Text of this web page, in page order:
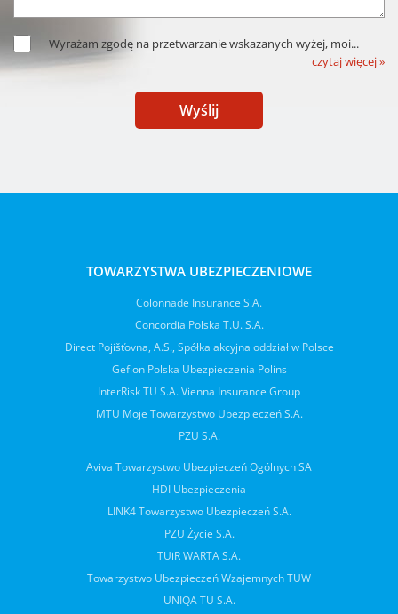
Wyrażam zgodę na przetwarzanie wskazanych wyżej, moi...
czytaj więcej »
Wyślij
TOWARZYSTWA UBEZPIECZENIOWE
Colonnade Insurance S.A.
Concordia Polska T.U. S.A.
Direct Pojišťovna, A.S., Spółka akcyjna oddział w Polsce
Gefion Polska Ubezpieczenia Polins
InterRisk TU S.A. Vienna Insurance Group
MTU Moje Towarzystwo Ubezpieczeń S.A.
PZU S.A.
Aviva Towarzystwo Ubezpieczeń Ogólnych SA
HDI Ubezpieczenia
LINK4 Towarzystwo Ubezpieczeń S.A.
PZU Życie S.A.
TUiR WARTA S.A.
Towarzystwo Ubezpieczeń Wzajemnych TUW
UNIQA TU S.A.